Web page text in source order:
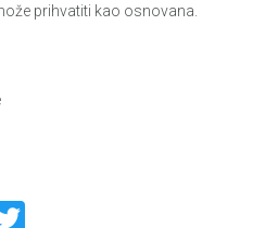
prihvatiti kao osnovana.